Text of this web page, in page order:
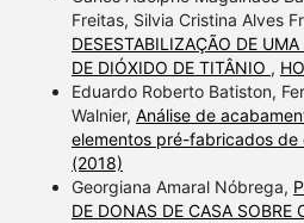
Freitas, Silvia Cristina Alves
DESESTABILIZAÇÃO DE
DE DIÓXIDO DE TITÂNIO ,
Eduardo Roberto Batiston,
Walnier, Análise de
elementos pré-fabricados de
(2018)
Georgiana Amaral Nóbrega,
DE DONAS DE CASA SOBRE